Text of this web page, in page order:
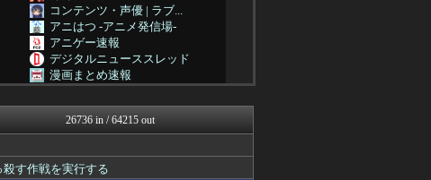
コンテンツ・声優 | ラブ...
アニはつ -アニメ発信場-
アニゲー速報
デジタルニューススレッド
漫画まとめ速報
わんこーる速報！
最強ジャンプ放送局
ヒーローNEWS
コンテンツ・声優 | ラブ...
26736 in / 64215 out
す作戦を実行する